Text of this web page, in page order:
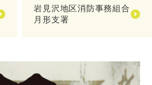
岩見沢地区消防事務組合
月形支署